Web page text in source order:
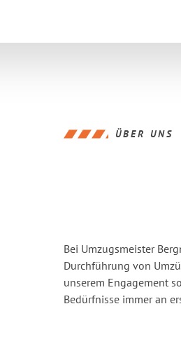
ÜBER UNS
Bei Umzugsmeister
Durchführung von
unserem Engagement
Bedürfnisse immer an